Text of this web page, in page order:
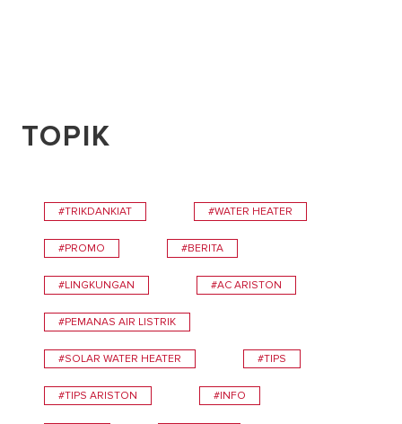
TOPIK
#TRIKDANKIAT #WATER HEATER
#PROMO #BERITA
#LINGKUNGAN #AC ARISTON
#PEMANAS AIR LISTRIK
#SOLAR WATER HEATER #TIPS
#TIPS ARISTON #INFO